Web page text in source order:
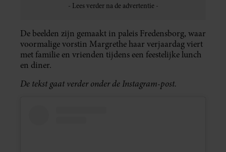
De beelden zijn gemaakt in paleis Fredensborg, waar
voormalige vorstin Margrethe haar verjaardag viert
met familie en vrienden tijdens een feestelijke lunch
en diner.
De tekst gaat verder onder de Instagram-post.